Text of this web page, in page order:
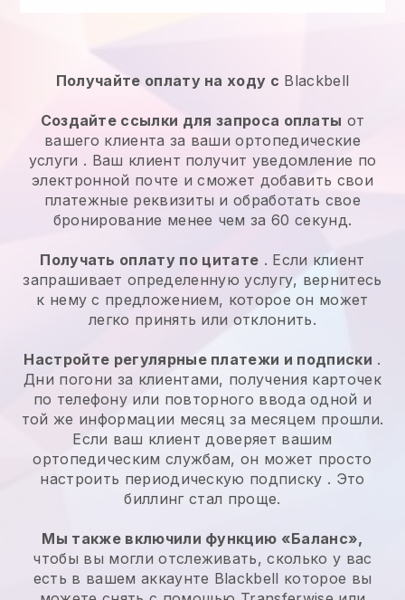
Получайте оплату на ходу с Blackbell
Создайте ссылки для запроса оплаты от
вашего клиента за вашиортопедические
услуги . Ваш клиент получит уведомление по
электронной почте и сможет добавить свои
платежные реквизиты и обработать свое
бронирование менее чем за 60 секунд.
Получать оплату по цитате . Если клиент
запрашивает определенную услугу, вернитесь
к нему с предложением, которое он может
легко принять или отклонить.
Настройте регулярные платежи и подписки .
Дни погони за клиентами, получения карточек
по телефону или повторного ввода одной и
той же информации месяц за месяцем прошли.
Если ваш клиент доверяет вашим
ортопедическим службам, он может просто
настроить периодическую подписку . Это
биллинг стал проще.
Мы также включили функцию «Баланс»,
чтобы вы могли отслеживать, сколько у вас
есть в вашем аккаунте Blackbell которое вы